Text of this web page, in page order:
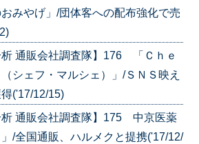
みやげ」/団体客への配布強化で売
析 通販会社調査隊】176 「Ｃｈｅ
シェフ・マルシェ）」/ＳＮＳ映え
('17/12/15)
析 通販会社調査隊】175 中京医薬
/全国通販、ハルメクと提携('17/12/